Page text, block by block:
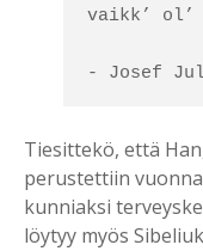
vaikk’
- Josef
Tiesittekö, että
perustettiin
kunniaksi
löytyy myös